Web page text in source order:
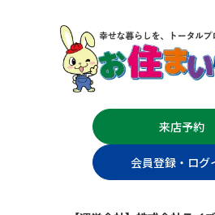
来店予約
会員登録・ログ